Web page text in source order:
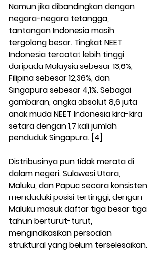
Namun jika dibandingkan dengan
negara-negara tetangga,
tantangan Indonesia masih
tergolong besar. Tingkat NEET
Indonesia tercatat lebih tinggi
daripada Malaysia sebesar 13,6%,
Filipina sebesar 12,36%, dan
Singapura sebesar 4,1%. Sebagai
gambaran, angka absolut 8,6 juta
anak muda NEET Indonesia kira-kira
setara dengan 1,7 kali jumlah
penduduk Singapura. [4]
Distribusinya pun tidak merata di
dalam negeri. Sulawesi Utara,
Maluku, dan Papua secara konsisten
menduduki posisi tertinggi, dengan
Maluku masuk daftar tiga besar tiga
tahun berturut-turut,
mengindikasikan persoalan
struktural yang belum terselesaikan.